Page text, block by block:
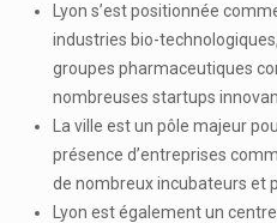
Lyon s’est positionnée
industries bio-
groupes pharmaceutiques
nombreuses startups
La ville est un pôle majeur
présence d’entreprises
de nombreux incubateurs et
Lyon est également un